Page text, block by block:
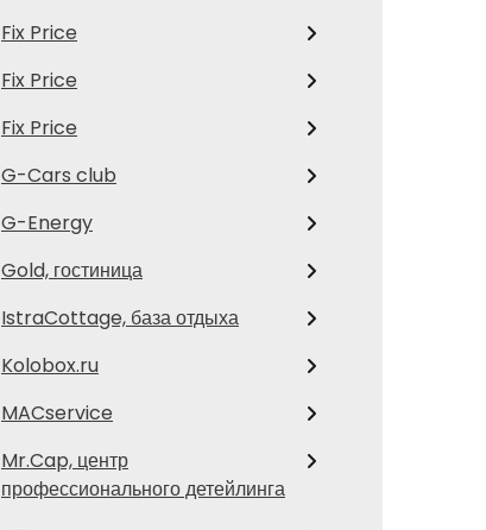
Fix Price
Fix Price
Fix Price
G-Cars club
G-Energy
Gold, гостиница
IstraCottage, база отдыха
Kolobox.ru
MACservice
Mr.Cap, центр
профессионального детейлинга